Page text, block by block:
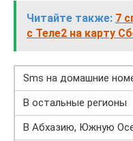
Читайте также: 7
с Теле2 на карту
Sms на домашние
В остальные регионы
В Абхазию, Южную